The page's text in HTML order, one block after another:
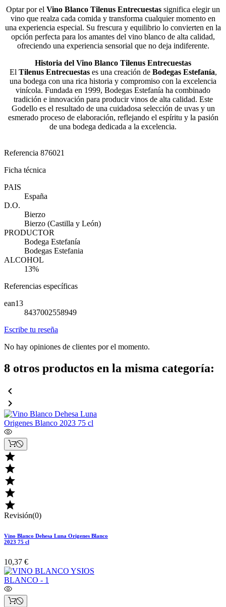
Optar por el Vino Blanco Tilenus Entrecuestas significa elegir un
vino que realza cada comida y transforma cualquier momento en
una experiencia especial. Su frescura y equilibrio lo convierten en la
opción perfecta para los amantes del vino blanco de alta calidad,
ofreciendo una experiencia sensorial que no deja indiferente.
Historia del Vino Blanco Tilenus Entrecuestas
El Tilenus Entrecuestases una creación de Bodegas Estefanía,
una bodega con una rica historia y compromiso con la excelencia
vinícola. Fundada en 1999, Bodegas Estefanía ha combinado
tradición e innovación para producir vinos de alta calidad. Este
Godello es el resultado de una cuidadosa selección de uvas y un
esmerado proceso de elaboración, reflejando el espíritu y la pasión
de una bodega dedicada a la excelencia​.
Referencia 876021
Ficha técnica
PAIS
España
D.O.
Bierzo
Bierzo (Castilla y León)
PRODUCTOR
Bodega Estefanía
Bodegas Estefania
ALCOHOL
13%
Referencias específicas
ean13
8437002558949
Escribe tu reseña
No hay opiniones de clientes por el momento.
8 otros productos en la misma categoría:







Revisión(0)
Vino Blanco Dehesa Luna Origenes Blanco
2023 75 cl
10,37 €